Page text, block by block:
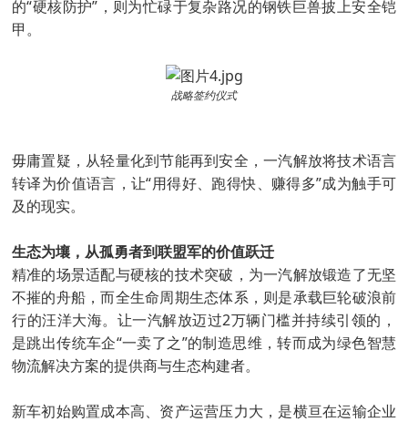
的“硬核防护”，则为忙碌于复杂路况的钢铁巨兽披上安全铠
甲。
战略签约仪式
毋庸置疑，从轻量化到节能再到安全，一汽解放将技术语言
转译为价值语言，让“用得好、跑得快、赚得多”成为触手可
及的现实。
生态为壤，从孤勇者到联盟军的价值跃迁
精准的场景适配与硬核的技术突破，为一汽解放锻造了无坚
不摧的舟船，而全生命周期生态体系，则是承载巨轮破浪前
行的汪洋大海。让一汽解放迈过2万辆门槛并持续引领的，
是跳出传统车企“一卖了之”的制造思维，转而成为绿色智慧
物流解决方案的提供商与生态构建者。
新车初始购置成本高、资产运营压力大，是横亘在运输企业